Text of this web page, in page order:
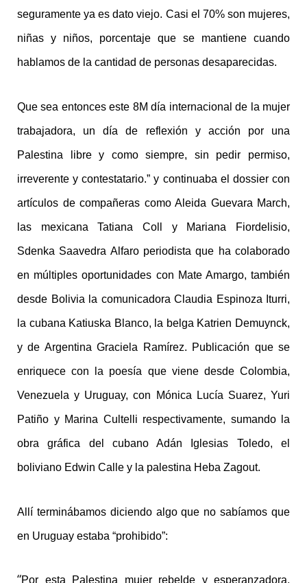
seguramente ya es dato viejo. Casi el 70% son mujeres,
niñas y niños, porcentaje que se mantiene cuando
hablamos de la cantidad de personas desaparecidas.
Que sea entonces este 8M día internacional de la mujer
trabajadora, un día de reflexión y acción por una
Palestina libre y como siempre, sin pedir permiso,
irreverente y contestatario.” y continuaba el dossier con
artículos de compañeras como Aleida Guevara March,
las mexicana Tatiana Coll y Mariana Fiordelisio,
Sdenka Saavedra Alfaro periodista que ha colaborado
en múltiples oportunidades con Mate Amargo, también
desde Bolivia la comunicadora Claudia Espinoza Iturri,
la cubana Katiuska Blanco, la belga Katrien Demuynck,
y de Argentina Graciela Ramírez. Publicación que se
enriquece con la poesía que viene desde Colombia,
Venezuela y Uruguay, con Mónica Lucía Suarez, Yuri
Patiño y Marina Cultelli respectivamente, sumando la
obra gráfica del cubano Adán Iglesias Toledo, el
boliviano Edwin Calle y la palestina Heba Zagout.
Allí terminábamos diciendo algo que no sabíamos que
en Uruguay estaba “prohibido”:
“Por esta Palestina mujer rebelde y esperanzadora,